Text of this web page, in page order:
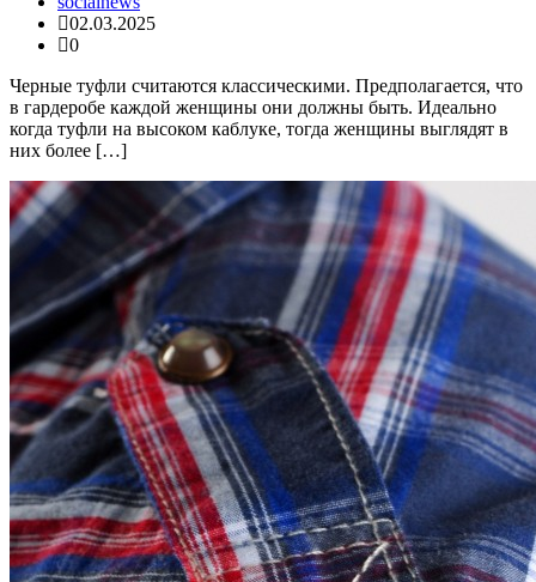
02.03.2025
0
Черные туфли считаются классическими. Предполагается, что
в гардеробе каждой женщины они должны быть. Идеально
когда туфли на высоком каблуке, тогда женщины выглядят в
них более […]